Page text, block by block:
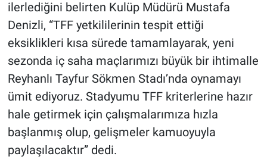
ilerlediğini belirten Kulüp Müdürü Mustafa
Denizli, “TFF yetkililerinin tespit ettiği
eksiklikleri kısa sürede tamamlayarak, yeni
sezonda iç saha maçlarımızı büyük bir ihtimalle
Reyhanlı Tayfur Sökmen Stadı’nda oynamayı
ümit ediyoruz. Stadyumu TFF kriterlerine hazır
hale getirmek için çalışmalarımıza hızla
başlanmış olup, gelişmeler kamuoyuyla
paylaşılacaktır” dedi.